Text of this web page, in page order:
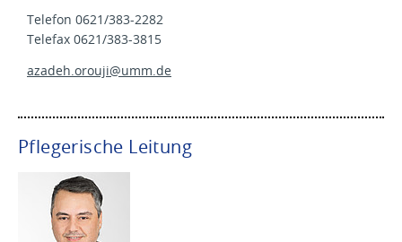
Telefon 0621/383-2282
Telefax 0621/383-3815
azadeh.orouji@umm.de
Pflegerische Leitung